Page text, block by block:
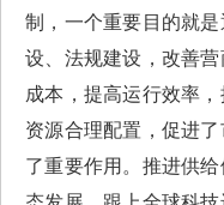
制，一个重要目的就
设、法规建设，改善
成本，提高运行效率
资源合理配置，促进
了重要作用。推进供